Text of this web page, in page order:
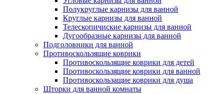
Полукруглые карнизы для ванной
Круглые карнизы для ванной
Телескопичиские карнизы для ванной
Дугообразные карнизы для ванной
Подголовники для ванной
Противоскользящие коврики
Противоскользящие коврики для детей
Противоскользящие коврики для ванной
Противоскользащие коврики для душа
Шторки для ванной комнаты